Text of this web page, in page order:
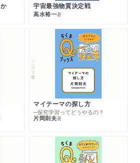
宇宙最強物質決定戦
高水裕一著
シリーズ・全集
マイテーマの探し方
─探究学習ってどうやるの？
片岡則夫著